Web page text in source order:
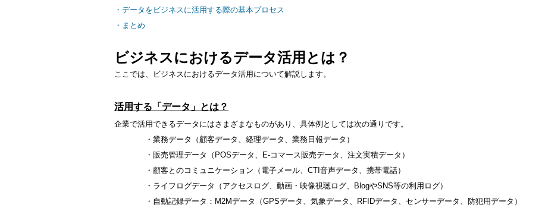
・データをビジネスに活用する際の基本プロセス
・まとめ
ビジネスにおけるデータ活用とは？
ここでは、ビジネスにおけるデータ活用について解説します。
活用する「データ」とは？
企業で活用できるデータにはさまざまなものがあり、具体例としては次の通りです。
・業務データ（顧客データ、経理データ、業務日報データ）
・販売管理データ（POSデータ、E-コマース販売データ、注文実積データ）
・顧客とのコミュニケーション（電子メール、CTI音声データ、携帯電話）
・ライフログデータ（アクセスログ、動画・映像視聴ログ、BlogやSNS等の利用ログ）
・自動記録データ：M2Mデータ（GPSデータ、気象データ、RFIDデータ、センサーデータ、防犯用データ）